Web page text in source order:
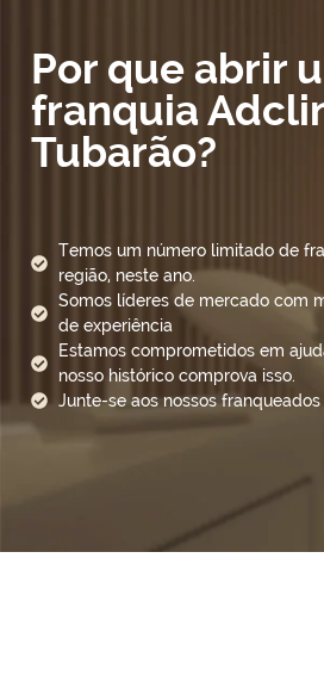
Por que abrir
franquia
Tubarão?
Temos um número limitado de
região, neste ano.
Somos líderes de mercado com
de experiência
Estamos comprometidos em
nosso histórico comprova isso.
Junte-se aos nossos